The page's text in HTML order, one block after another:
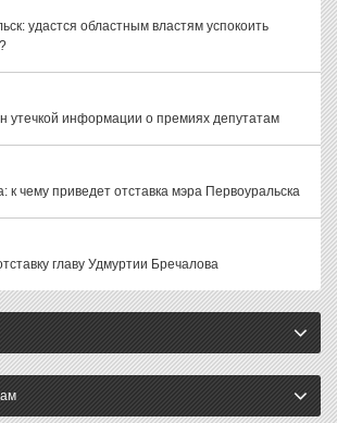
удастся областным властям успокоить
утечкой информации о премиях депутатам
к чему приведет отставка мэра Первоуральска
главу Удмуртии Бречалова